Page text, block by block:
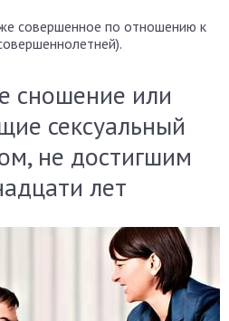
совершенное по отношению к
сношение или
сексуальный
не достигшим
лет